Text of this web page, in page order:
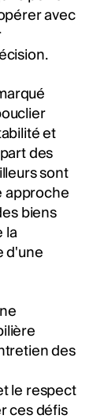
avec
et
des
sont
approche
biens
la
d'une
des
le respect
ces défis